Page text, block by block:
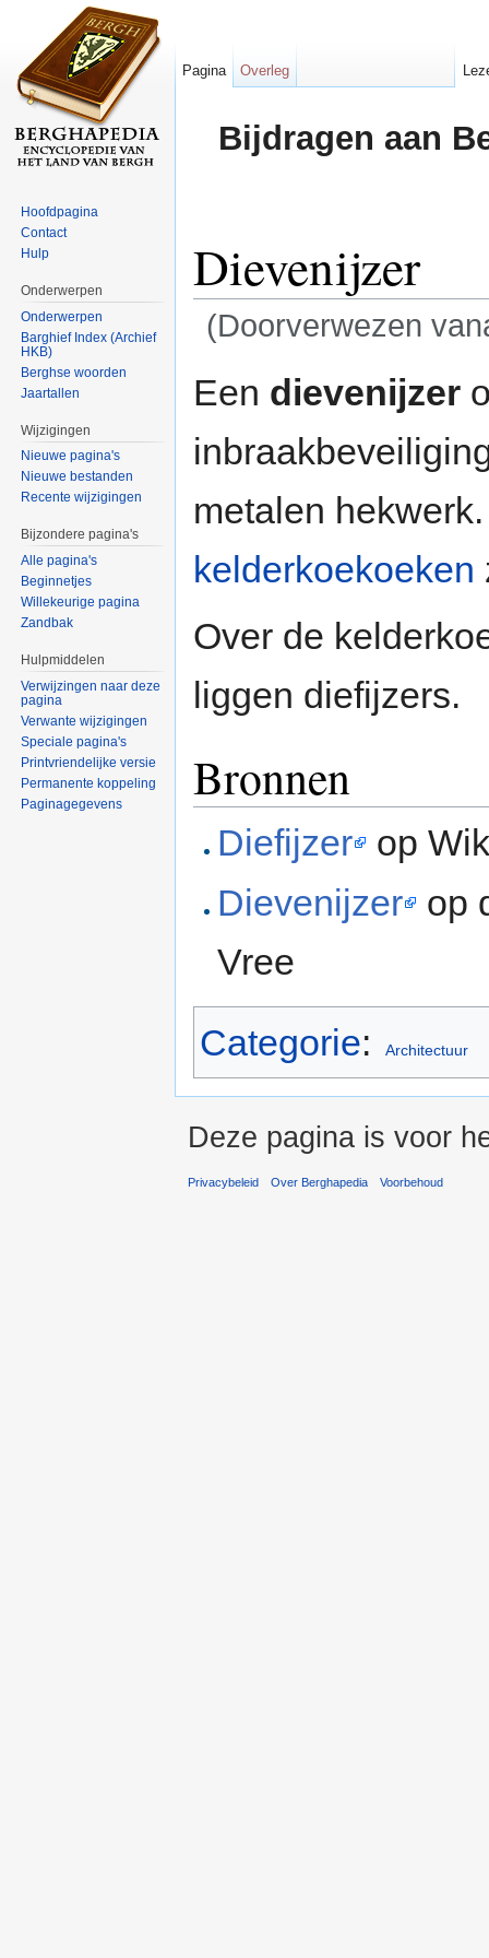
Bijdragen aan
Dievenijzer
(Doorverwezen
Een dievenijzer
metalen
kelderkoekoeken
Over de
liggen diefijzers.
Bronnen
Diefijzer
op
Dievenijzer
op
Vree
Categorie: Architectuur
Pagina Overleg
Hoofdpagina
Contact
Hulp
Onderwerpen
Onderwerpen
Barghief Index (Archief
HKB)
Berghse woorden
Jaartallen
Wijzigingen
Nieuwe pagina's
Nieuwe bestanden
Recente wijzigingen
Bijzondere pagina's
Alle pagina's
Beginnetjes
Willekeurige pagina
Zandbak
Hulpmiddelen
Verwijzingen naar deze
pagina
Verwante wijzigingen
Speciale pagina's
Printvriendelijke versie
Permanente koppeling
Paginagegevens
Deze pagina is voor
Privacybeleid Over Berghapedia Voorbehoud